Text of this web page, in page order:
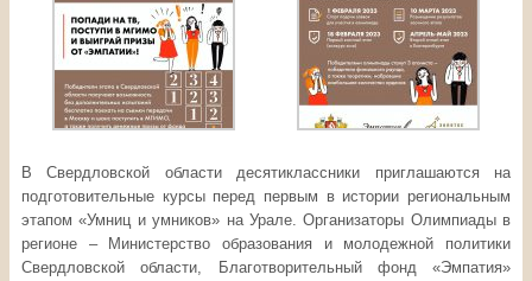
В Свердловской области десятиклассники приглашаются на
подготовительные курсы перед первым в истории региональным
этапом «Умниц и умников» на Урале. Организаторы Олимпиады в
регионе – Министерство образования и молодежной политики
Свердловской области, Благотворительный фонд «Эмпатия»